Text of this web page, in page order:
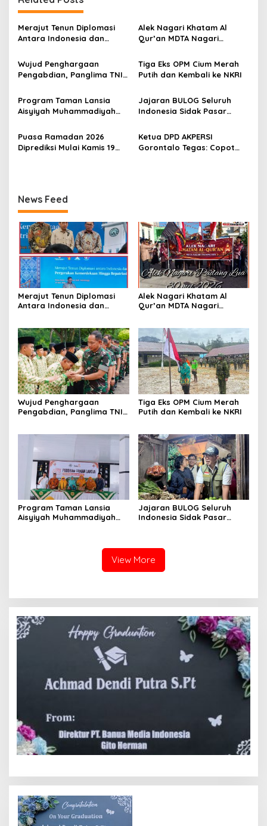
s
i
p
o
s
Merajut Tenun Diplomasi
Antara Indonesia dan
Alek Nagari Khatam Al
Qur’an MDTA Nagari
Wujud Penghargaan
Pengabdian, Panglima TNI
Ratusan Prajurit dan ASN
TNI
Tiga Eks OPM Cium Merah
Putih dan Kembali ke NKRI
Program Taman Lansia
Aisyiyah Muhammadiyah
Pesantren Lansia
Jajaran BULOG Seluruh
Indonesia Sidak Pasar
Harga Beras dan Minyakita
Stabil Selama Ramadhan
dan Lebaran 2026
Puasa Ramadan 2026
Diprediksi Mulai Kamis 19
Ketua DPD AKPERSI
Gorontalo Tegas: Copot
News Feed
Merajut Tenun Diplomasi
Antara Indonesia dan
Alek Nagari Khatam Al
Qur’an MDTA Nagari
Wujud Penghargaan
Pengabdian, Panglima TNI
Tiga Eks OPM Cium Merah
Putih dan Kembali ke NKRI
Program Taman Lansia
Aisyiyah Muhammadiyah
Jajaran BULOG Seluruh
Indonesia Sidak Pasar
Stabil Selama Ramadhan
dan Lebaran 2026
View More